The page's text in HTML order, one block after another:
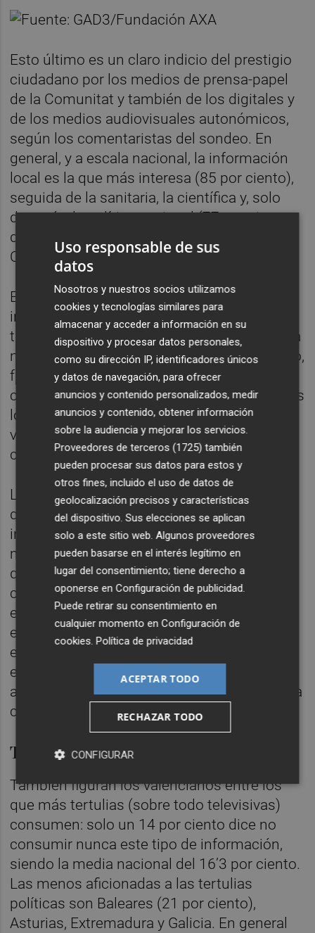
Esto último es un claro indicio del prestigio
ciudadano por los medios de prensa-papel
de la Comunitat y también de los digitales y
de los medios audiovisuales autonómicos,
según los comentaristas del sondeo. En
general, y a escala nacional, la información
local es la que más interesa (85 por ciento),
seguida de la sanitaria, la científica y, solo
después, la política nacional (77 por ciento
de media en España, 76 por ciento en la
Comunitat Valenciana).
El 68 por ciento de los valencianos dice
informarse sobre todo a través de la
televisión, frente al 65 por ciento de la media
nacional; el 35 por ciento, a través de la radio,
frente al 38 por ciento nacional y el 11 por
ciento, a través de los medios de papel todos
los días (casi un 30 por ciento dos/tres
veces por semana), frente al catorce por
ciento nacional.
Los valencianos, con los catalanes, son los
que más aprecian los nuevos medios de
información, como redes sociales y
mensajería privada. Es cierto, sin embargo,
que las redes suscitan sospechas de una
cierta falta de credibilidad entre los
encuestados, especialmente los de más
edad: su puntuación es de un 4,9 en una
escala de diez, mientras que la prensa
escrita tiene un punto y medio más de
aprecio, aprobando sobradamente (6,1) en la
calificación de los ciudadanos.
Tertulias
También figuran los valencianos entre los
que más tertulias (sobre todo televisivas)
consumen: solo un 14 por ciento dice no
consumir nunca este tipo de información,
siendo la media nacional del 16’3 por ciento.
Las menos aficionadas a las tertulias
políticas son Baleares (21 por ciento),
Asturias, Extremadura y Galicia. En general
Uso responsable de sus
datos
Nosotros y nuestros socios utilizamos
cookies y tecnologías similares para
almacenar y acceder a información en su
dispositivo y procesar datos personales,
como su dirección IP, identificadores únicos
y datos de navegación, para ofrecer
anuncios y contenido personalizados, medir
anuncios y contenido, obtener información
sobre la audiencia y mejorar los servicios.
Proveedores de terceros (1725) también
pueden procesar sus datos para estos y
otros fines, incluido el uso de datos de
geolocalización precisos y características
del dispositivo. Sus elecciones se aplican
solo a este sitio web. Algunos proveedores
pueden basarse en el interés legítimo en
lugar del consentimiento; tiene derecho a
oponerse enConfiguración de publicidad
Puede retirar su consentimiento en
cualquier momento enConfiguración de
cookies .Política de privacidad
ACEPTAR TODO
RECHAZAR TODO
CONFIGURAR